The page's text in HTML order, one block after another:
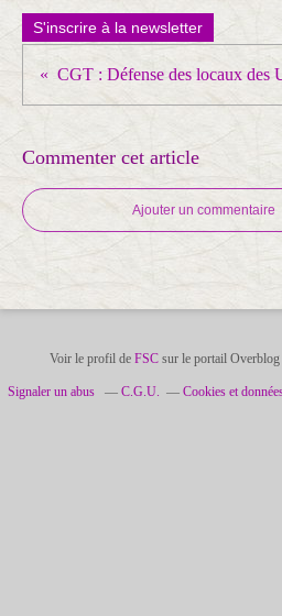
S'inscrire à la newsletter
Commenter cet article
Ajouter un commentaire
Voir le profil de FSCsur le portail Overblog
Signaler un abus C.G.U. Cookies et